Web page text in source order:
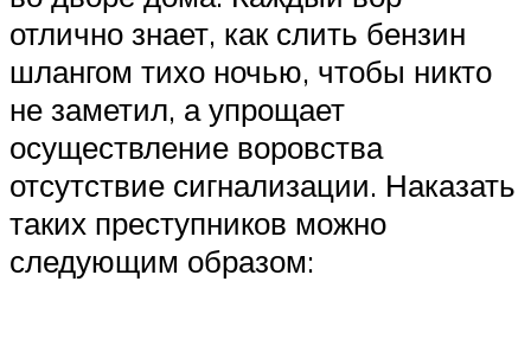
отлично знает, как слить бензин
шлангом тихо ночью, чтобы никто
не заметил, а упрощает
осуществление воровства
отсутствие сигнализации. Наказать
таких преступников можно
следующим образом: